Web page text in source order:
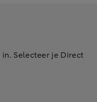
Selecteer je Direct